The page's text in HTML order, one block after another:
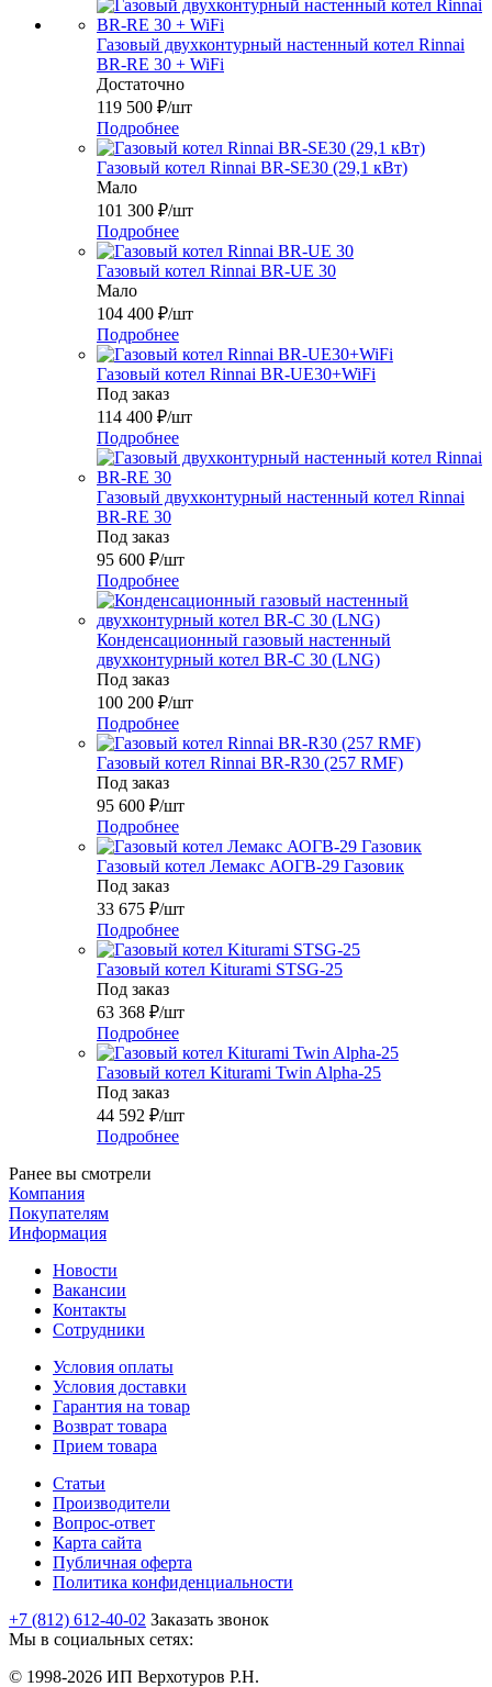
Газовый двухконтурный настенный котел Rinnai
BR-RE 30 + WiFi
Достаточно
119 500 ₽/шт
Подробнее
Газовый котел Rinnai BR-SE30 (29,1 кВт)
Мало
101 300 ₽/шт
Подробнее
Газовый котел Rinnai BR-UE 30
Мало
104 400 ₽/шт
Подробнее
Газовый котел Rinnai BR-UE30+WiFi
Под заказ
114 400 ₽/шт
Подробнее
Газовый двухконтурный настенный котел Rinnai
BR-RE 30
Под заказ
95 600 ₽/шт
Подробнее
Конденсационный газовый настенный
двухконтурный котел BR-C 30 (LNG)
Под заказ
100 200 ₽/шт
Подробнее
Газовый котел Rinnai BR-R30 (257 RMF)
Под заказ
95 600 ₽/шт
Подробнее
Газовый котел Лемакс АОГВ-29 Газовик
Под заказ
33 675 ₽/шт
Подробнее
Газовый котел Kiturami STSG-25
Под заказ
63 368 ₽/шт
Подробнее
Газовый котел Kiturami Twin Alpha-25
Под заказ
44 592 ₽/шт
Подробнее
Ранее вы смотрели
Компания
Покупателям
Информация
Новости
Вакансии
Контакты
Сотрудники
Условия оплаты
Условия доставки
Гарантия на товар
Возврат товара
Прием товара
Статьи
Производители
Вопрос-ответ
Карта сайта
Публичная оферта
Политика конфиденциальности
+7 (812) 612-40-02 Заказать звонок
Мы в социальных сетях:
© 1998-2026 ИП Верхотуров Р.Н.